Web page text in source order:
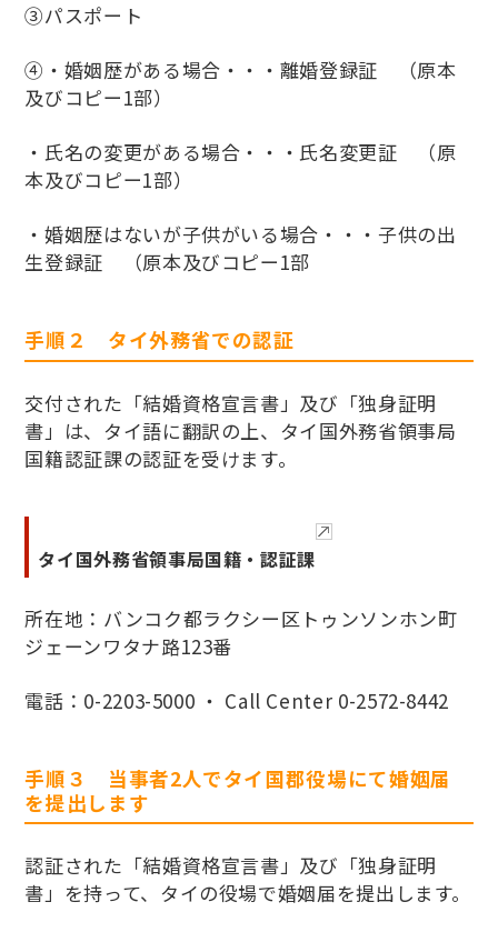
③パスポート
④・婚姻歴がある場合・・・離婚登録証 （原本
及びコピー1部）
・氏名の変更がある場合・・・氏名変更証 （原
本及びコピー1部）
・婚姻歴はないが子供がいる場合・・・子供の出
生登録証 （原本及びコピー1部
手順２ タイ外務省での認証
交付された「結婚資格宣言書」及び「独身証明
書」は、タイ語に翻訳の上、タイ国外務省領事局
国籍認証課の認証を受けます。
タイ国外務省領事局国籍・認証課
所在地：バンコク都ラクシー区トゥンソンホン町
ジェーンワタナ路123番
電話：0-2203-5000 ・ Call Center 0-2572-8442
手順３ 当事者2人でタイ国郡役場にて婚姻届
を提出します
認証された 「結婚資格宣言書」及び「独身証明
書」を持って、タイの役場で婚姻届を提出します。